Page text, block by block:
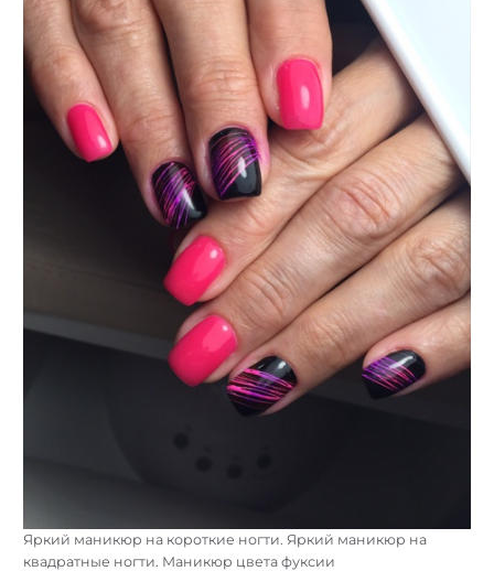
Яркий маникюр на короткие ногти. Яркий маникюр на
квадратные ногти. Маникюр цвета фуксии